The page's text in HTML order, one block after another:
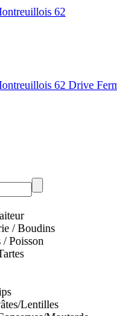
Drive
/ Boudins
/ Poisson
Lentilles